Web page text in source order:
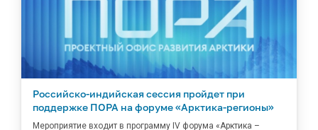
Российско-индийская сессия пройдет при
поддержке ПОРА на форуме «Арктика-регионы»
Мероприятие входит в программу IV форума «Арктика –